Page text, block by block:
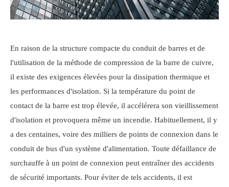
En raison de la structure compacte du conduit de barres et de
l'utilisation de la méthode de compression de la barre de cuivre,
il existe des exigences élevées pour la dissipation thermique et
les performances d'isolation. Si la température du point de
contact de la barre est trop élevée, il accélérera son vieillissement
d'isolation et provoquera même un incendie. Habituellement, il y
a des centaines, voire des milliers de points de connexion dans le
conduit de bus d'un système d'alimentation. Toute défaillance de
surchauffe à un point de connexion peut entraîner des accidents
de sécurité importants. Pour éviter de tels accidents, il est